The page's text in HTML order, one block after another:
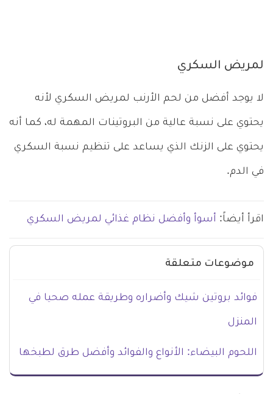
لمريض السكري
لا يوجد أفضل من لحم الأرنب لمريض السكري لأنه
يحتوي على نسبة عالية من البروتينات المهمة له، كما أنه
يحتوي على الزنك الذي يساعد على تنظيم نسبة السكري
في الدم.
اقرأ أيضاً: أسوأ وأفضل نظام غذائي لمريض السكري
موضوعات متعلقة
فوائد بروتين شيك وأضراره وطريقة عمله صحيا في
المنزل
اللحوم البيضاء: الأنواع والفوائد وأفضل طرق لطبخها